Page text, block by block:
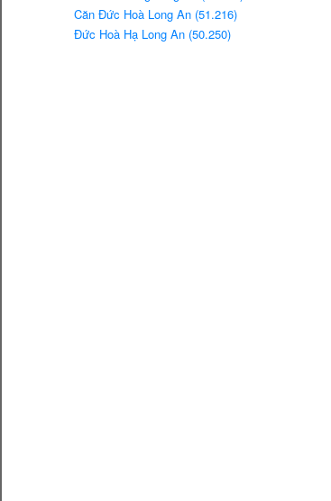
Căn Đức Hoà Long An (51.216)
Đức Hoà Hạ Long An (50.250)